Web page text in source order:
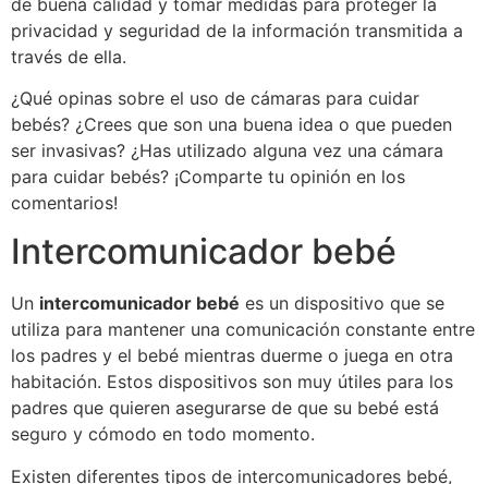
privacidad y seguridad de la información transmitida a
través de ella.
¿Qué opinas sobre el uso de cámaras para cuidar
bebés? ¿Crees que son una buena idea o que pueden
ser invasivas? ¿Has utilizado alguna vez una cámara
para cuidar bebés? ¡Comparte tu opinión en los
comentarios!
Intercomunicador bebé
Un intercomunicador bebé es un dispositivo que se
utiliza para mantener una comunicación constante entre
los padres y el bebé mientras duerme o juega en otra
habitación. Estos dispositivos son muy útiles para los
padres que quieren asegurarse de que su bebé está
seguro y cómodo en todo momento.
Existen diferentes tipos de intercomunicadores bebé,